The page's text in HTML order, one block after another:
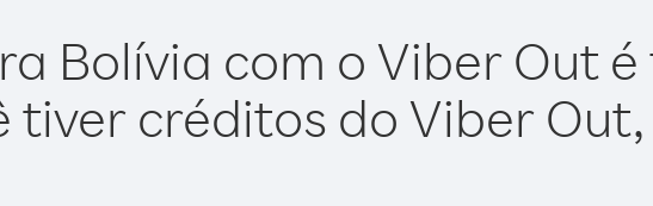
Bolívia com o Viber Out é
tiver créditos do Viber